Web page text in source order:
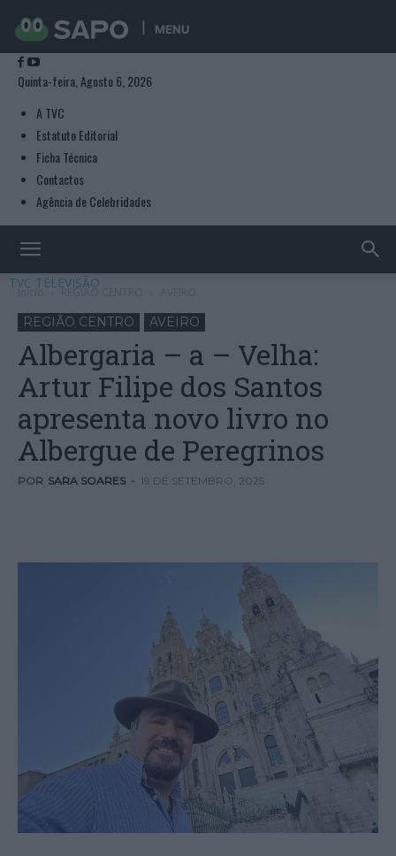
MENU
Quinta-feira, Agosto 6, 2026
A TVC
Estatuto Editorial
Ficha Técnica
Contactos
Agência de Celebridades
TVC TELEVISÃO
Início REGIÃO CENTRO
REGIÃO CENTRO AVEIRO
Albergaria – a – Velha:
Artur Filipe dos Santos
apresenta novo livro no
Albergue de Peregrinos
POR SARA SOARES - 19 DE SETEMBRO, 2025